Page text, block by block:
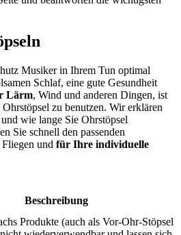
Musiker in Ihrem Tun optimal
Schlaf, eine gute Gesundheit
Lärm, Wind und anderen Dingen, ist
zu benutzen. Wir erklären
wie lange Sie Ohrstöpsel
Sie schnell den passenden
und für Ihre individuelle
Beschreibung
Produkte (auch als Vor-Ohr-Stöpsel